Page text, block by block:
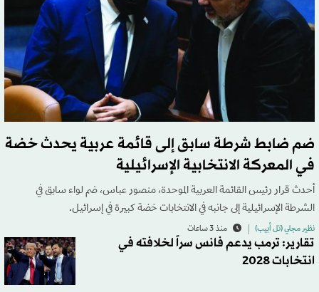
ضم ضابط شرطة سابق إلى قائمة عربية يحدث خضة
في المعركة الانتخابية الإسرائيلية
أحدث قرار رئيس القائمة العربية الموحدة، منصور عباس، ضم لواء سابق في
الشرطة الإسرائيلية إلى جانبه في الانتخابات خضة كبيرة في إسرائيل.
نظير مجلي (تل أبيب) منذ 3 ساعات
تقارير: ترمب يدعم فانس سراً لخلافته في
انتخابات 2028